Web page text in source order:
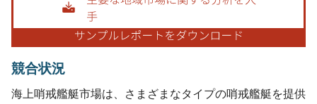
競合状況
海上哨戒艦艇市場は、さまざまなタイプの哨戒艦艇を提供